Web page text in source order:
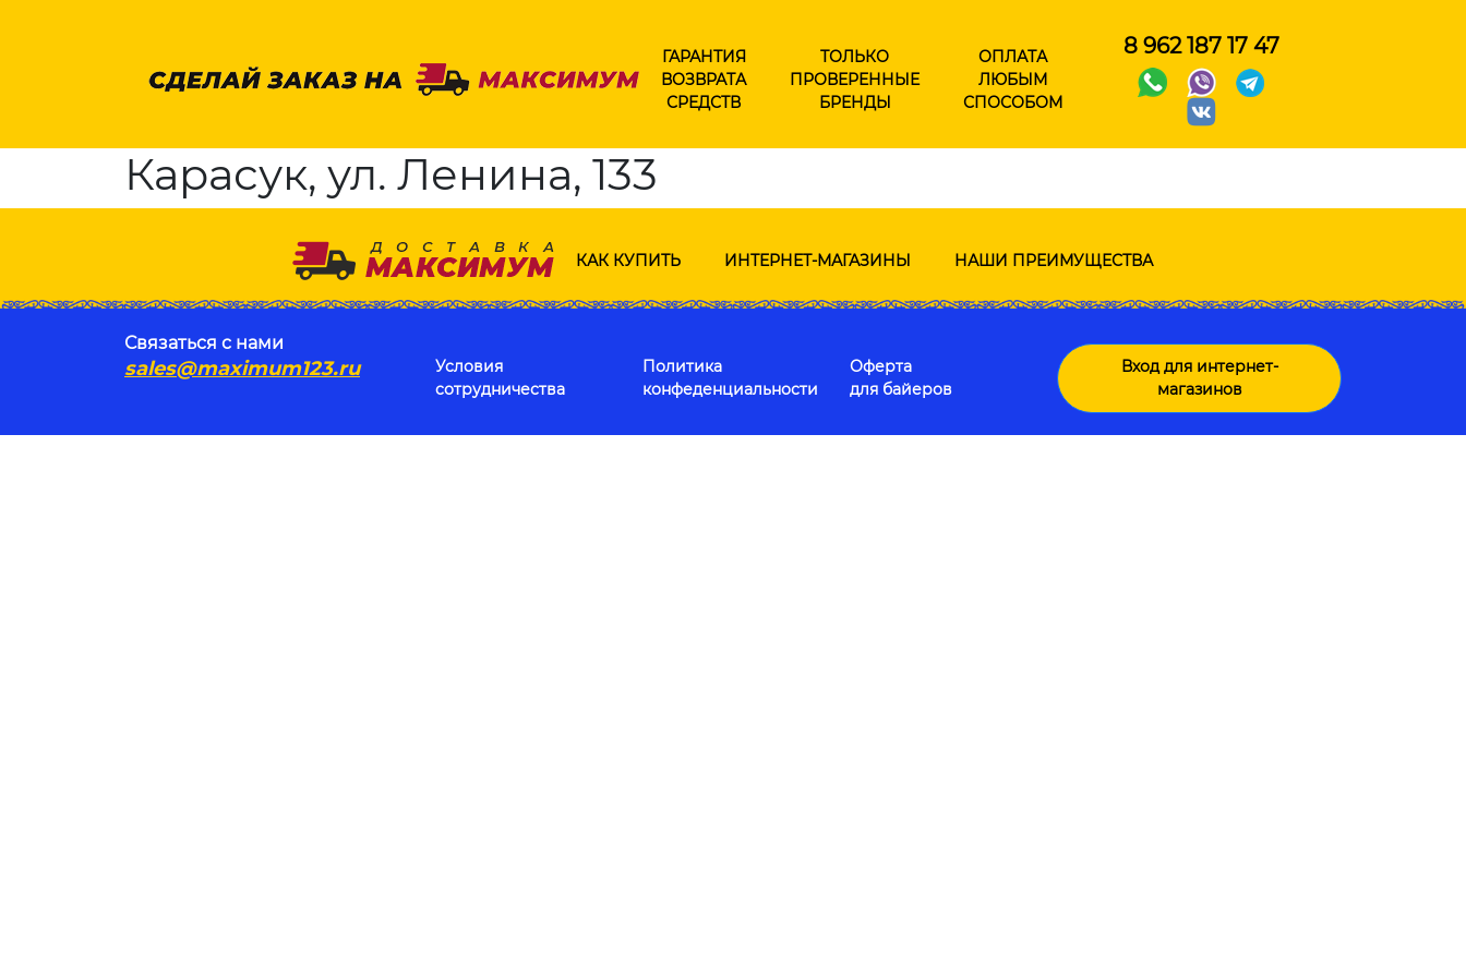
ГАРАНТИЯ
ВОЗВРАТА
СРЕДСТВ
ТОЛЬКО
ПРОВЕРЕННЫЕ
БРЕНДЫ
ОПЛАТА
ЛЮБЫМ
СПОСОБОМ
8 962 187 17 47
Карасук, ул. Ленина, 133
КАК КУПИТЬ ИНТЕРНЕТ-МАГАЗИНЫ НАШИ ПРЕИМУЩЕСТВА
Связаться с нами
sales@maximum123.ru
Условия
сотрудничества
Политика
конфеденциальности
Оферта
для байеров
Вход для интернет-
магазинов